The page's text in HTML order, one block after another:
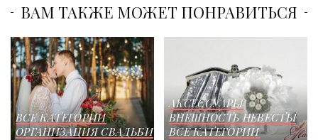
ВАМ ТАКЖЕ МОЖЕТ ПОНРАВИТЬСЯ
ВСЕ КАТЕГОРИИ
ОРГАНИЗАЦИЯ СВАДЬБИ
АКСЕССУАРЫ
ВНЕШНОСТЬ НЕВЕСТЫ
ВСЕ КАТЕГОРИИ